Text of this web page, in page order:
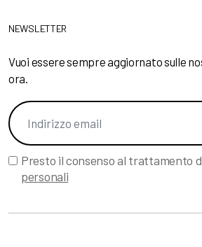
NEWSLETTER
Vuoi essere sempre aggiornato sulle
ora.
Presto il consenso al trattamento
personali